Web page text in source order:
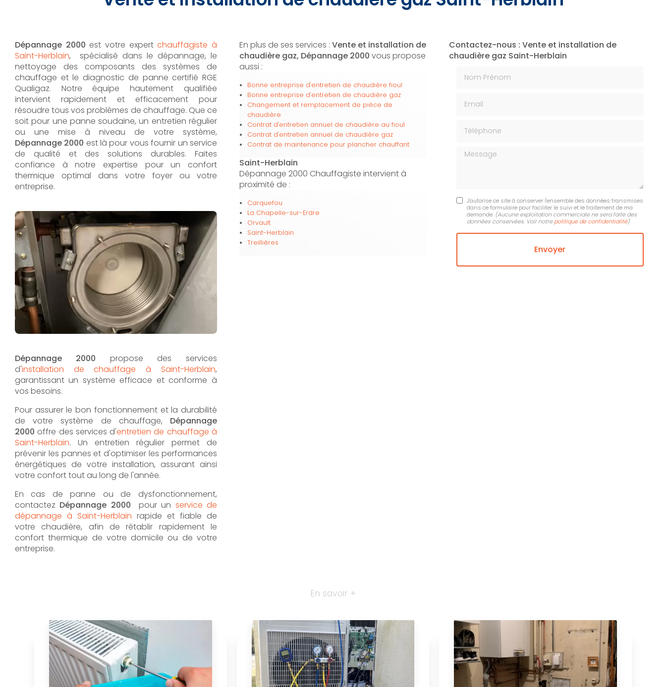
Dépannage 2000 est votre expertchauffagiste à
Saint-Herblain, spécialisé dans le dépannage, le
nettoyage des composants des systèmes de
chauffage et le diagnostic de panne certifié RGE
Qualigaz. Notre équipe hautement qualifiée
intervient rapidement et efficacement pour
résoudre tous vos problèmes de chauffage. Que ce
soit pour une panne soudaine, un entretien régulier
ou une mise à niveau de votre système,
Dépannage 2000 est là pour vous fournir un service
de qualité et des solutions durables. Faites
confiance à notre expertise pour un confort
thermique optimal dans votre foyer ou votre
entreprise.
Dépannage 2000 propose des services
d'installation de chauffage à Saint-Herblain,
garantissant un système efficace et conforme à
vos besoins.
Pour assurer le bon fonctionnement et la durabilité
de votre système de chauffage, Dépannage
2000 offre des services d'entretien de chauffage à
Saint-Herblain. Un entretien régulier permet de
prévenir les pannes et d'optimiser les performances
énergétiques de votre installation, assurant ainsi
votre confort tout au long de l'année.
En cas de panne ou de dysfonctionnement,
contactez Dépannage 2000 pour un service de
dépannage à Saint-Herblain rapide et fiable de
votre chaudière, afin de rétablir rapidement le
confort thermique de votre domicile ou de votre
entreprise.
En plus de ses services : Vente et installation de
chaudière gaz, Dépannage 2000 vous propose
aussi :
Bonne entreprise d'entretien de chaudière fioul
Bonne entreprise d'entretien de chaudière gaz
Changement et remplacement de pièce de
chaudière
Contrat d'entretien annuel de chaudière au fioul
Contrat d'entretien annuel de chaudière gaz
Contrat de maintenance pour plancher chauffant
Saint-Herblain
Dépannage 2000 Chauffagiste intervient à
proximité de :
Carquefou
La Chapelle-sur-Erdre
Orvault
Saint-Herblain
Treillières
Contactez-nous : Vente et installation de
chaudière gaz Saint-Herblain
Message
J'autorise ce site à conserver l'ensemble des données transmises
dans ce formulaire pour faciliter le suivi et le traitement de ma
demande. (Aucune exploitation commerciale ne sera faite des
données conservées. Voir notre politique de confidentialité)
En savoir +